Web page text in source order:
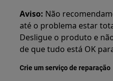
Aviso: Não
até o problema estar
Desligue o produto e
de que tudo está OK
Crie um serviço de reparação